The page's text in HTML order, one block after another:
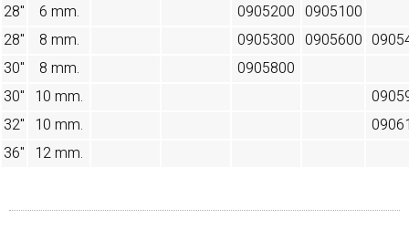
28"
6 mm. 0905200 0905100
28"
8 mm. 0905300 0905600
30"
8 mm.
0905800
30" 10 mm.
32" 10 mm.
36" 12 mm.